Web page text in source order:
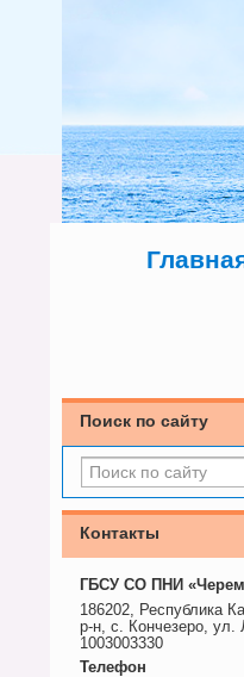
Поиск по сайту
Контакты
ГБСУ СО ПНИ
186202, Республика
р-н, с. Кончезеро,
1003003330
Телефон